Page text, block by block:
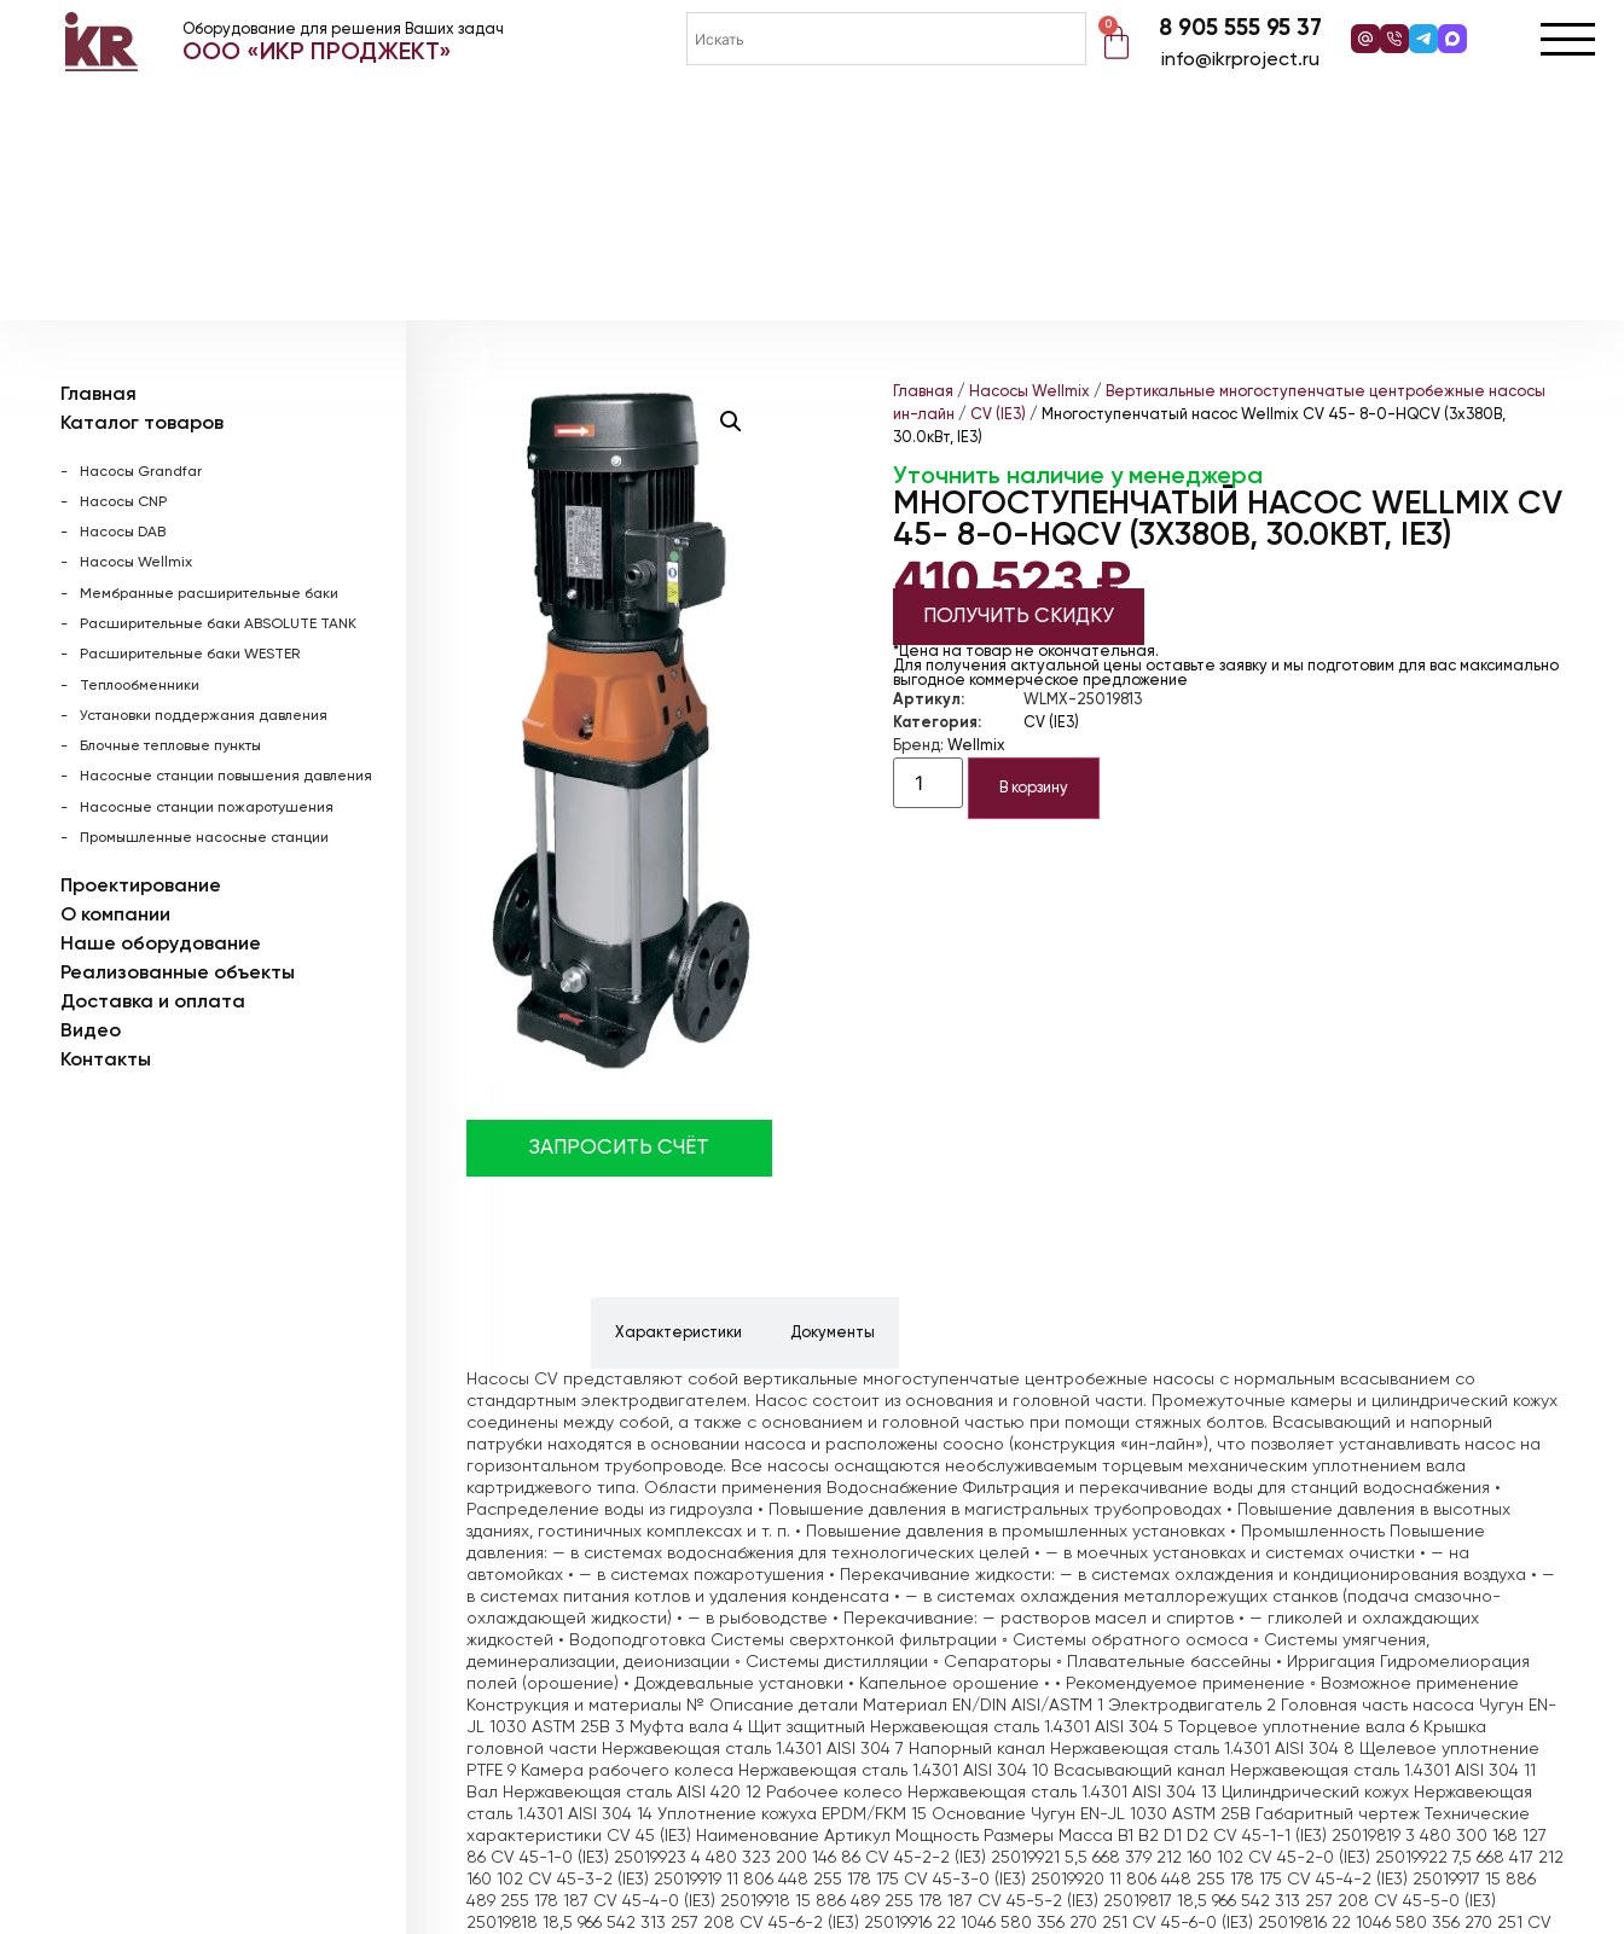
Оборудование для решения Ваших задач
ООО «ИКР ПРОДЖЕКТ»
0 8 905 555 95 37
info@ikrproject.ru
Главная
Каталог товаров
Насосы Grandfar
Насосы CNP
Насосы DAB
Насосы Wellmix
Мембранные расширительные баки
Расширительные баки ABSOLUTE TANK
Расширительные баки WESTER
Теплообменники
Установки поддержания давления
Блочные тепловые пункты
Насосные станции повышения давления
Насосные станции пожаротушения
Промышленные насосные станции
Проектирование
О компании
Наше оборудование
Реализованные объекты
Доставка и оплата
Видео
Контакты
ЗАПРОСИТЬ СЧЁТ
Главная / Насосы Wellmix/ Вертикальные многоступенчатые центробежные насосы
ин-лайн / CV (IE3) / Многоступенчатый насос Wellmix CV 45- 8-0-HQCV (3х380В,
30.0кВт, IE3)
Уточнить наличие у менеджера
МНОГОСТУПЕНЧАТЫЙ НАСОС WELLMIX CV
45- 8-0-HQCV (3Х380В, 30.0КВТ, IE3)
410 523₽
ПОЛУЧИТЬ СКИДКУ
*Цена на товар не окончательная.
Для получения актуальной цены оставьте заявку и мы подготовим для вас максимально
выгодное коммерческое предложение
Артикул:
WLMX-25019813
Категория:
CV (IE3)
Бренд: Wellmix
В корзину
Характеристики Документы
Насосы CV представляют собой вертикальные многоступенчатые центробежные насосы с нормальным всасыванием со
стандартным электродвигателем. Насос состоит из основания и головной части. Промежуточные камеры и цилиндрический кожух
соединены между собой, а также с основанием и головной частью при помощи стяжных болтов. Всасывающий и напорный
патрубки находятся в основании насоса и расположены соосно (конструкция «ин-лайн»), что позволяет устанавливать насос на
горизонтальном трубопроводе. Все насосы оснащаются необслуживаемым торцевым механическим уплотнением вала
картриджевого типа. Области применения Водоснабжение Фильтрация и перекачивание воды для станций водоснабжения •
Распределение воды из гидроузла • Повышение давления в магистральных трубопроводах • Повышение давления в высотных
зданиях, гостиничных комплексах и т. п. • Повышение давления в промышленных установках • Промышленность Повышение
давления: — в системах водоснабжения для технологических целей • — в моечных установках и системах очистки • — на
автомойках • — в системах пожаротушения • Перекачивание жидкости: — в системах охлаждения и кондиционирования воздуха • —
в системах питания котлов и удаления конденсата • — в системах охлаждения металлорежущих станков (подача смазочно-
охлаждающей жидкости) • — в рыбоводстве • Перекачивание: — растворов масел и спиртов • — гликолей и охлаждающих
жидкостей • Водоподготовка Системы сверхтонкой фильтрации ◦ Системы обратного осмоса ◦ Системы умягчения,
деминерализации, деионизации ◦ Системы дистилляции ◦ Сепараторы ◦ Плавательные бассейны • Ирригация Гидромелиорация
полей (орошение) • Дождевальные установки • Капельное орошение • • Рекомендуемое применение ◦ Возможное применение
Конструкция и материалы № Описание детали Материал EN/DIN AISI/ASTM 1 Электродвигатель 2 Головная часть насоса Чугун EN-
JL 1030 ASTM 25B 3 Муфта вала 4 Щит защитный Нержавеющая сталь 1.4301 AISI 304 5 Торцевое уплотнение вала 6 Крышка
головной части Нержавеющая сталь 1.4301 AISI 304 7 Напорный канал Нержавеющая сталь 1.4301 AISI 304 8 Щелевое уплотнение
PTFE 9 Камера рабочего колеса Нержавеющая сталь 1.4301 AISI 304 10 Всасывающий канал Нержавеющая сталь 1.4301 AISI 304 11
Вал Нержавеющая сталь AISI 420 12 Рабочее колесо Нержавеющая сталь 1.4301 AISI 304 13 Цилиндрический кожух Нержавеющая
сталь 1.4301 AISI 304 14 Уплотнение кожуха EPDM/FKM 15 Основание Чугун EN-JL 1030 ASTM 25B Габаритный чертеж Технические
характеристики CV 45 (IE3) Наименование Артикул Мощность Размеры Масса B1 B2 D1 D2 CV 45-1-1 (IE3) 25019819 3 480 300 168 127
86 CV 45-1-0 (IE3) 25019923 4 480 323 200 146 86 CV 45-2-2 (IE3) 25019921 5,5 668 379 212 160 102 CV 45-2-0 (IE3) 25019922 7,5 668 417 212
160 102 CV 45-3-2 (IE3) 25019919 11 806 448 255 178 175 CV 45-3-0 (IE3) 25019920 11 806 448 255 178 175 CV 45-4-2 (IE3) 25019917 15 886
489 255 178 187 CV 45-4-0 (IE3) 25019918 15 886 489 255 178 187 CV 45-5-2 (IE3) 25019817 18,5 966 542 313 257 208 CV 45-5-0 (IE3)
25019818 18,5 966 542 313 257 208 CV 45-6-2 (IE3) 25019916 22 1046 580 356 270 251 CV 45-6-0 (IE3) 25019816 22 1046 580 356 270 251 CV